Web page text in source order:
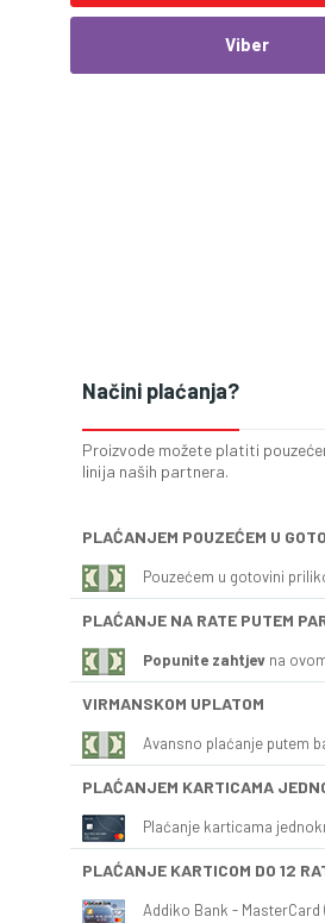
Viber
Načini plaćanja?
Proizvode možete platiti
linija naših partnera.
PLAĆANJEM POUZEĆEM U
Pouzećem u gotovini
PLAĆANJE NA RATE PUTEM
Popunite zahtjev na
VIRMANSKOM UPLATOM
Avansno plaćanje putem
PLAĆANJEM KARTICAMA
Plaćanje karticama
PLAĆANJE KARTICOM DO 12
Addiko Bank - MasterCard